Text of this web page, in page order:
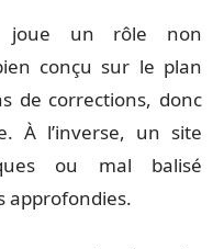
joue un rôle non
conçu sur le plan
de corrections, donc
À l’inverse, un site
ou mal balisé
approfondies.